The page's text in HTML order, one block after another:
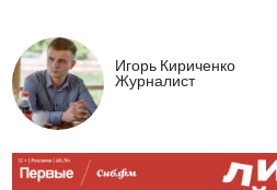
Игорь Кириченко
Журналист